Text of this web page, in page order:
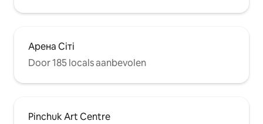
Арена Сіті
Door 185 locals aanbevolen
Pinchuk Art Centre